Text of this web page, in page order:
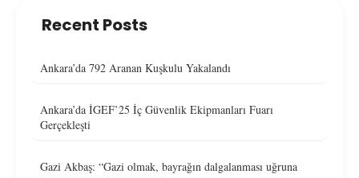
Recent Posts
Ankara’da 792 Aranan Kuşkulu Yakalandı
Ankara’da İGEF’25 İç Güvenlik Ekipmanları Fuarı
Gerçekleşti
Gazi Akbaş: “Gazi olmak, bayrağın dalgalanması uğruna